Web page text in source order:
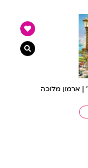
| ארמון מלוכה
צפייה